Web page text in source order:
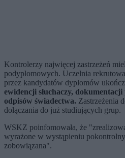
Kontrolerzy najwięcej zastrzeżeń
podyplomowych. Uczelnia
przez kandydatów dyplomów
ewidencji słuchaczy,
odpisów świadectwa. Zastrzeżenia
dołączania do już studiujących grup.
WSKZ poinfomowała, że
wyrażone w wystąpieniu
zobowiązana".